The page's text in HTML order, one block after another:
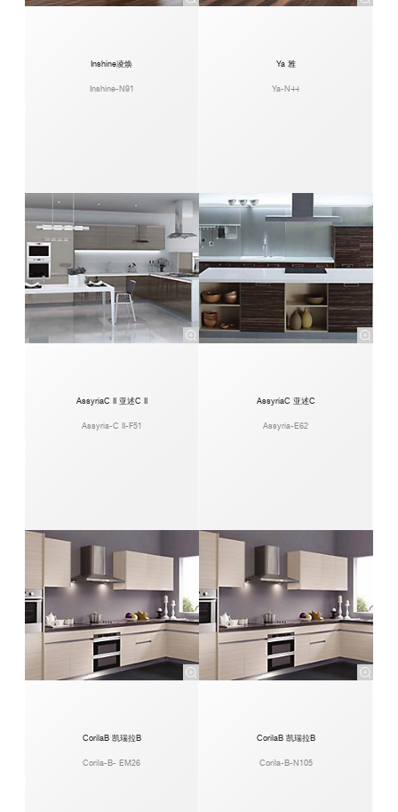
Inshine凌焕
Inshine-N91
Ya 雅
Ya-N44
AssyriaC II 亚述C II
Assyria-C II-F51
AssyriaC 亚述C
Assyria-E62
CorilaB 凯瑞拉B
Corila-B- EM26
CorilaB 凯瑞拉B
Corila-B-N105